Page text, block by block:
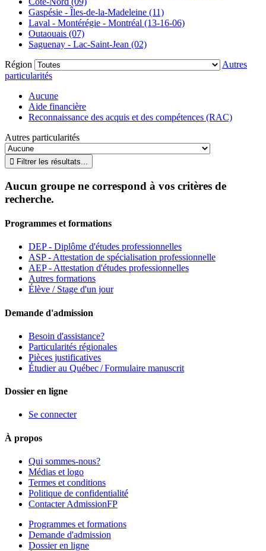
Gaspésie - Îles-de-la-Madeleine (11)
Laval - Montérégie - Montréal (13-16-06)
Outaouais (07)
Saguenay - Lac-Saint-Jean (02)
Région
Autres
particularités
Aucune
Aide financière
Reconnaissance des acquis et des compétences (RAC)
Autres particularités
Aucun groupe ne correspond à vos critères de
recherche.
Programmes et formations
DEP - Diplôme d'études professionnelles
ASP - Attestation de spécialisation professionnelle
AEP - Attestation d'études professionnelles
Autres formations
Élève / Stage d'un jour
Demande d'admission
Besoin d'assistance?
Particularités régionales
Pièces justificatives
Étudier au Québec / Formulaire manuscrit
Dossier en ligne
Se connecter
À propos
Qui sommes-nous?
Médias et logo
Termes et conditions
Politique de confidentialité
Contacter AdmissionFP
Programmes et formations
Demande d'admission
Dossier en ligne